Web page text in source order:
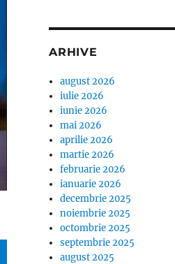
ARHIVE
august 2026
iulie 2026
iunie 2026
mai 2026
aprilie 2026
martie 2026
februarie 2026
ianuarie 2026
decembrie 2025
noiembrie 2025
octombrie 2025
septembrie 2025
august 2025